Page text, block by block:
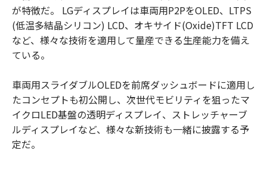
が特徴だ。 LGディスプレイは車両用P2PをOLED、LTPS
(低温多結晶シリコン) LCD、オキサイド(Oxide)TFT LCD
など、様々な技術を適用して量産できる生産能力を備え
ている。
車両用スライダブルOLEDを前席ダッシュボードに適用し
たコンセプトも初公開し、次世代モビリティを狙ったマ
イクロLED基盤の透明ディスプレイ、ストレッチャーブ
ルディスプレイなど、様々な新技術も一緒に披露する予
定だ。